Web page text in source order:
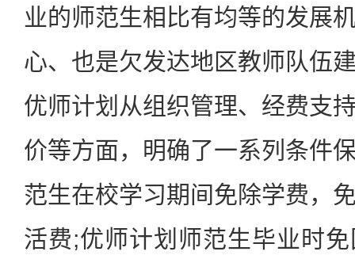
业的师范生相比有均等的发展
心、也是欠发达地区教师队伍
优师计划从组织管理、经费支
价等方面，明确了一系列条件
范生在校学习期间免除学费，
活费;优师计划师范生毕业时